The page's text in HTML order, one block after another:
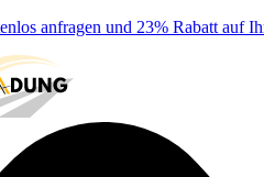
anfragen und 23% Rabatt auf